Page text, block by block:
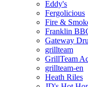
Eddy's
Fergolicious
Fire &
Franklin
Gateway
grillteam
GrillTeam
grillteam-en
Heath Riles